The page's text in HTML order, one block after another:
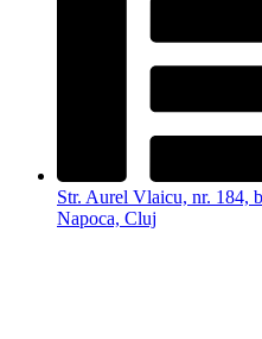
Str. Aurel Vlaicu, nr. 184,
Napoca, Cluj